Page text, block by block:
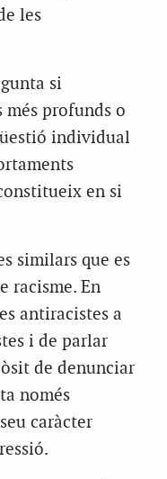
les
si
més profunds o
individual
en si
similars que es
racisme. En
antiracistes a
i de parlar
de denunciar
només
caràcter